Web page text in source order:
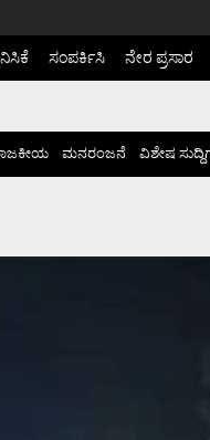
ಸಂಪರ್ಕಿಸಿ ನೇರ ಪ್ರಸಾರ
ಮನರಂಜನೆ ವಿಶೇಷ